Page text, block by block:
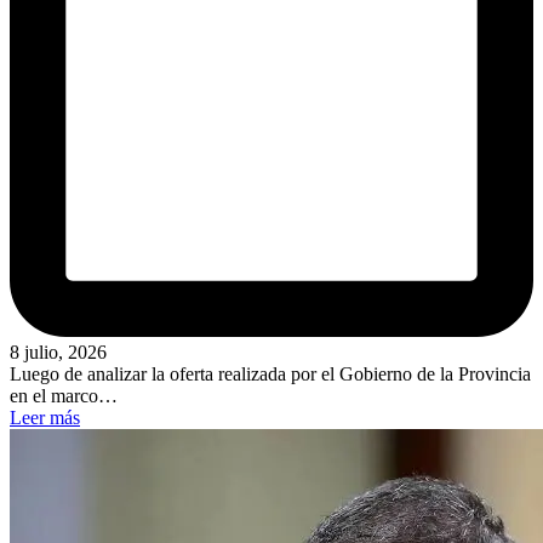
8 julio, 2026
Luego de analizar la oferta realizada por el Gobierno de la Provincia
en el marco…
Leer más